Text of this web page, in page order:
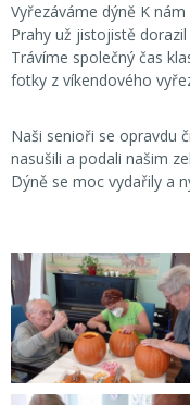
Vyřezáváme dýně K
Prahy už jistojistě
Trávíme společný čas
fotky z víkendového
Naši senioři se opravdu
nasušili a podali našim
Dýně se moc vydařily a